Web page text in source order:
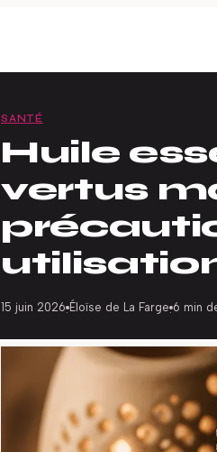
SANTÉ
Huile
vertus
15 juin 2026· Éloïse de La Farge·6 min